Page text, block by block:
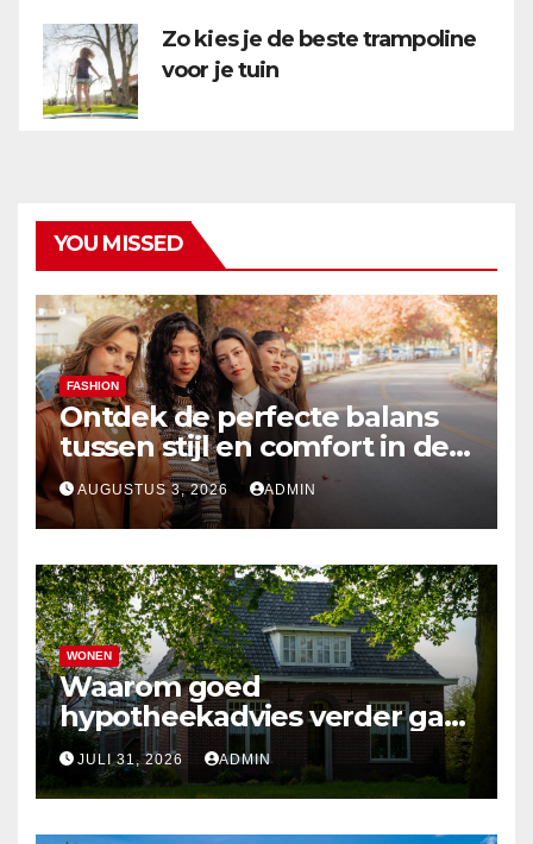
Zo kies je de beste trampoline
voor je tuin
YOU MISSED
FASHION
Ontdek de perfecte balans
tussen stijl en comfort in de
nieuwste damesmode
AUGUSTUS 3, 2026 ADMIN
WONEN
Waarom goed
hypotheekadvies verder gaat
dan alleen cijfers
JULI 31, 2026 ADMIN